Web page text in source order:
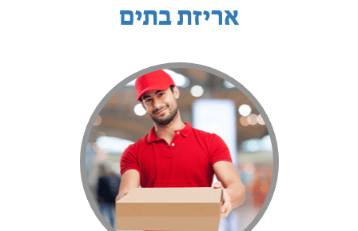
אריזת בתים